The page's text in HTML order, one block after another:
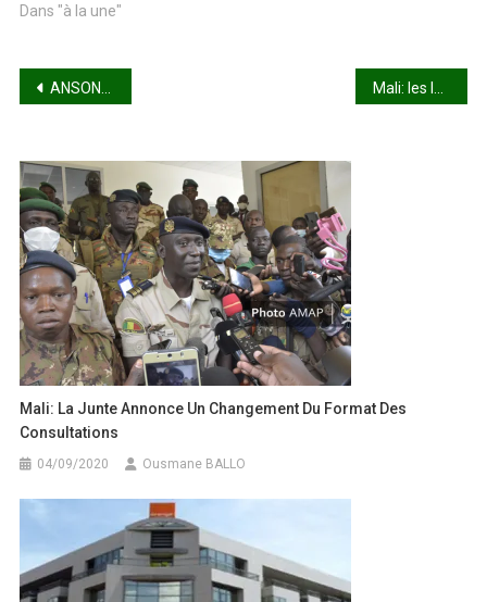
Dans "à la une"
Navigation
l’article
ANSONGO : 6 jours après son enlèvement Moctar Hari est maintenant libre
Mali: La Junte Annonce Un Changement Du Format Des
Consultations
04/09/2020 Ousmane BALLO